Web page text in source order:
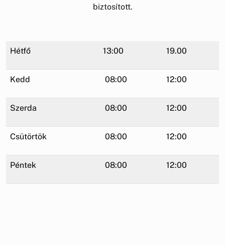
biztosított.
Hétfő 13:00 19.00
Kedd 08:00 12:00
Szerda 08:00 12:00
Csütörtök 08:00 12:00
Péntek 08:00 12:00